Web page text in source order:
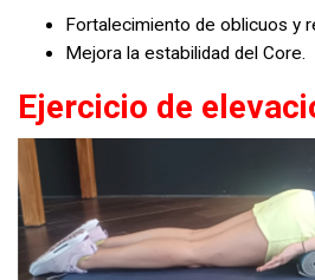
Fortalecimiento de oblicuos y
Mejora la estabilidad del Core.
Ejercicio de